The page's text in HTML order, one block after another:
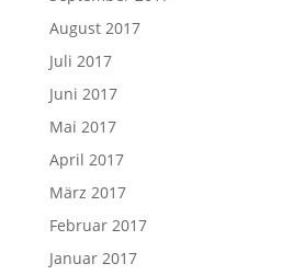
August 2017
Juli 2017
Juni 2017
Mai 2017
April 2017
März 2017
Februar 2017
Januar 2017